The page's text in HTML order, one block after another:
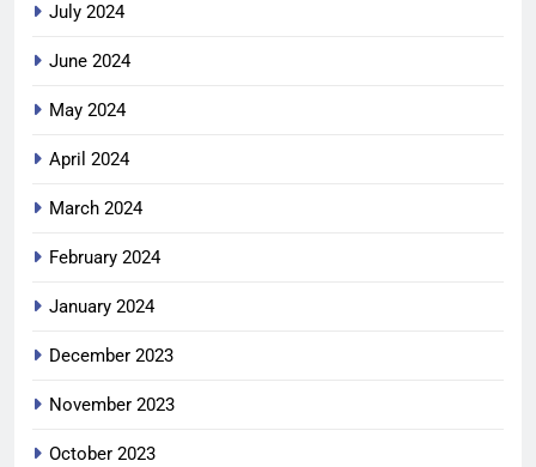
July 2024
June 2024
May 2024
April 2024
March 2024
February 2024
January 2024
December 2023
November 2023
October 2023